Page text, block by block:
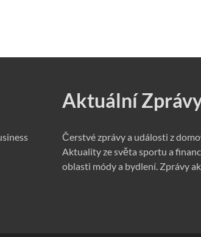
Aktuální
Čerstvé zprávy a události z
Aktuality ze světa sportu a
oblasti módy a bydlení. Zprávy